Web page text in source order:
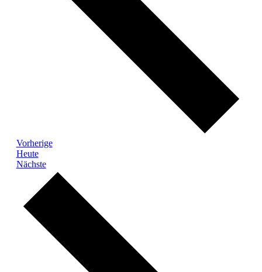
VorherigeVeranstaltungen
Heute
NächsteVeranstaltungen